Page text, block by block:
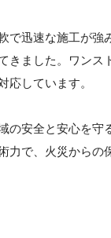
で迅速な施工が強
きました。ワンス
応しています。
の安全と安心を守
力で、火災からの